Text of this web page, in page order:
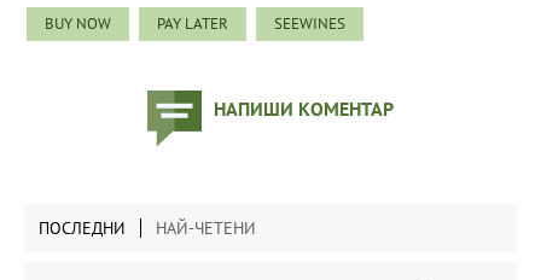
BUY NOW PAY LATER SEEWINES
НАПИШИ КОМЕНТАР
ПОСЛЕДНИ НАЙ-ЧЕТЕНИ